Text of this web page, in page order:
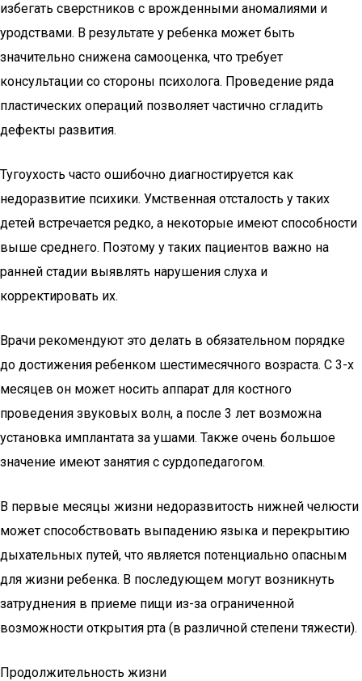
избегать сверстников с врожденными аномалиями и
уродствами. В результате у ребенка может быть
значительно снижена самооценка, что требует
консультации со стороны психолога. Проведение ряда
пластических операций позволяет частично сгладить
дефекты развития.
Тугоухость часто ошибочно диагностируется как
недоразвитие психики. Умственная отсталость у таких
детей встречается редко, а некоторые имеют способности
выше среднего. Поэтому у таких пациентов важно на
ранней стадии выявлять нарушения слуха и
корректировать их.
Врачи рекомендуют это делать в обязательном порядке
до достижения ребенком шестимесячного возраста. С 3-х
месяцев он может носить аппарат для костного
проведения звуковых волн, а после 3 лет возможна
установка имплантата за ушами. Также очень большое
значение имеют занятия с сурдопедагогом.
В первые месяцы жизни недоразвитость нижней челюсти
может способствовать выпадению языка и перекрытию
дыхательных путей, что является потенциально опасным
для жизни ребенка. В последующем могут возникнуть
затруднения в приеме пищи из-за ограниченной
возможности открытия рта (в различной степени тяжести).
Продолжительность жизни